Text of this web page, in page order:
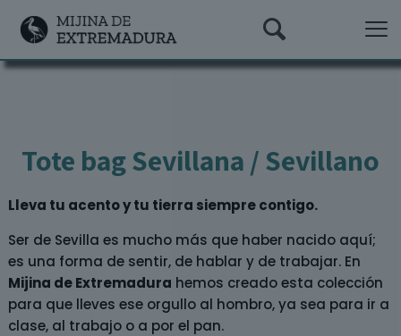
Tote bag Sevillana / Sevillano
Lleva tu acento y tu tierra siempre contigo.
Ser de Sevilla es mucho más que haber nacido aquí;
es una forma de sentir, de hablar y de trabajar. En
Mijina de Extremadura hemos creado esta colección
para que lleves ese orgullo al hombro, ya sea para ir a
clase, al trabajo o a por el pan.